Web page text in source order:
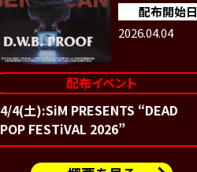
配布開始日
2026.04.04
配布イベント
4/4(土):SiM PRESENTS “DEAD
POP FESTiVAL 2026”